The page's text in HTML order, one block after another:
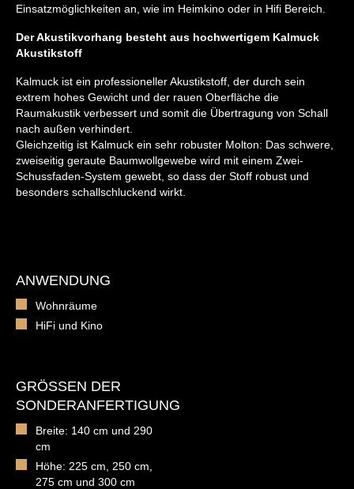
Einsatzmöglichkeiten an, wie im Heimkino oder in Hifi Bereich.
Der Akustikvorhang besteht aus hochwertigem Kalmuck
Akustikstoff
Kalmuck ist ein professioneller Akustikstoff, der durch sein
extrem hohes Gewicht und der rauen Oberfläche die
Raumakustik verbessert und somit die Übertragung von Schall
nach außen verhindert.
Gleichzeitig ist Kalmuck ein sehr robuster Molton: Das schwere,
zweiseitig geraute Baumwollgewebe wird mit einem Zwei-
Schussfaden-System gewebt, so dass der Stoff robust und
besonders schallschluckend wirkt.
ANWENDUNG
Wohnräume
HiFi und Kino
GRÖSSEN DER S
ONDERANFERTIGUNG
Breite: 140 cm und 290
cm
Höhe: 225 cm, 250 cm,
275 cm und 300 cm